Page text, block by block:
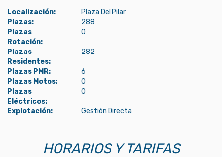
Localización:
Plaza Del Pilar
Plazas:
288
Plazas
Rotación:
0
Plazas
Residentes:
282
Plazas PMR:
6
Plazas Motos:
0
Plazas
Eléctricos:
0
Explotación: Gestión Directa
HORARIOS Y TARIFAS